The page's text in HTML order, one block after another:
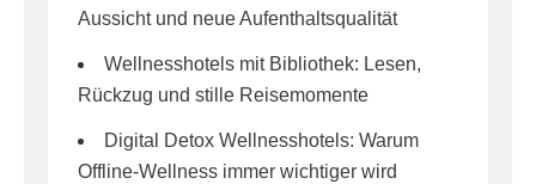
Aussicht und neue Aufenthaltsqualität
Wellnesshotels mit Bibliothek: Lesen,
Rückzug und stille Reisemomente
Digital Detox Wellnesshotels: Warum
Offline-Wellness immer wichtiger wird